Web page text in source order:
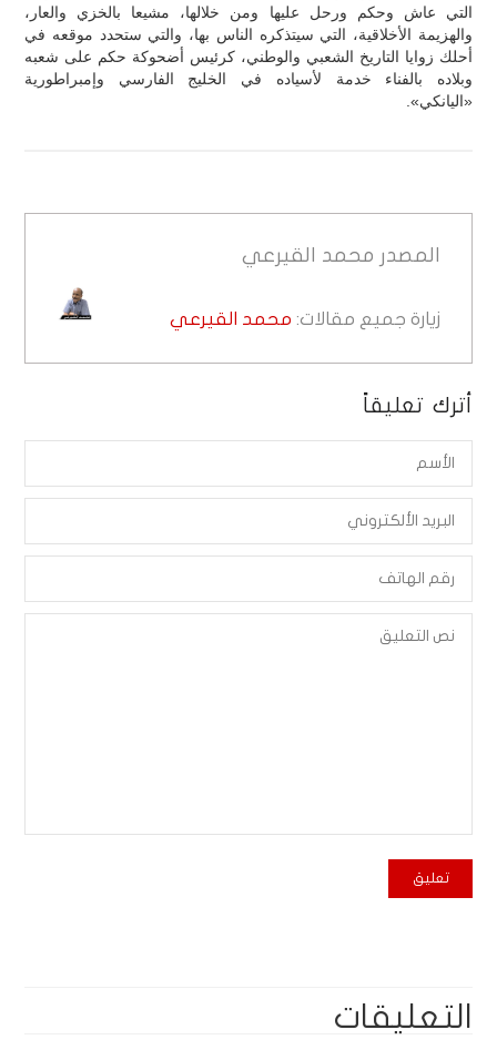
التي عاش وحكم ورحل عليها ومن خلالها، مشيعا بالخزي والعار،
والهزيمة الأخلاقية، التي سيتذكره الناس بها، والتي ستحدد موقعه في
أحلك زوايا التاريخ الشعبي والوطني، كرئيس أضحوكة حكم على شعبه
وبلاده بالفناء خدمة لأسياده في الخليج الفارسي وإمبراطورية
«اليانكي».
المصدر محمد القيرعي
زيارة جميع مقالات: محمد القيرعي
أترك تعليقاً
التعليقات